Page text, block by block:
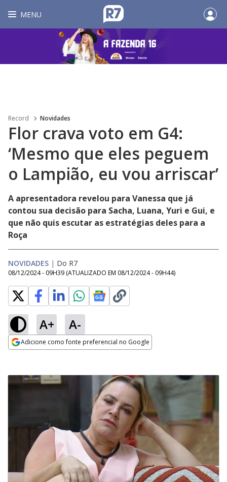
MENU
Record Novidades
Flor crava voto em G4:
‘Mesmo que eles peguem
o Lampião, eu vou arriscar’
A apresentadora revelou para Vanessa que já
contou sua decisão para Sacha, Luana, Yuri e Gui, e
que não quis escutar as estratégias deles para a
Roça
NOVIDADES | Do R7
08/12/2024 - 09H39 (ATUALIZADO EM 08/12/2024 - 09H44)
A+ A-
Adicione como fonte preferencial no Google